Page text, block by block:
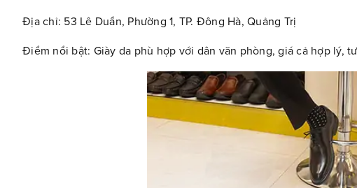
Địa chỉ: 53 Lê Duẩn, Phường 1, TP. Đông Hà, Quảng Trị
Điểm nổi bật: Giày da phù hợp với dân văn phòng, giá cả hợp lý,